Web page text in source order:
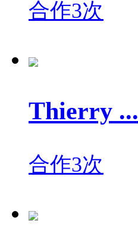
合作3次
Thierry ...
合作3次